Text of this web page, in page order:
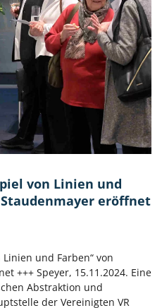
von Linien und
eröffnet
und Farben“ von
+++ Speyer, 15.11.2024. Eine
Abstraktion und
der Vereinigten VR